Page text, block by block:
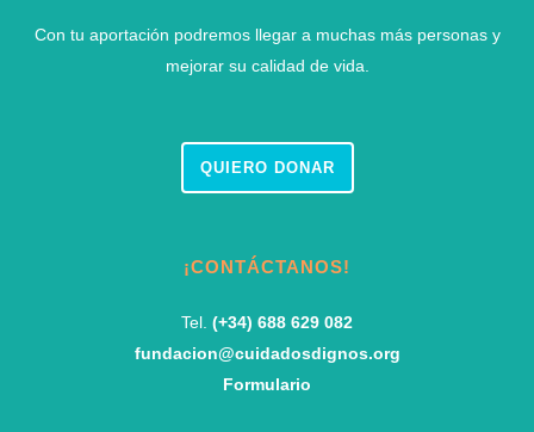
Con tu aportación podremos llegar a muchas más personas y
mejorar su calidad de vida.
QUIERO DONAR
¡CONTÁCTANOS!
Tel. (+34) 688 629 082
fundacion@cuidadosdignos.org
Formulario